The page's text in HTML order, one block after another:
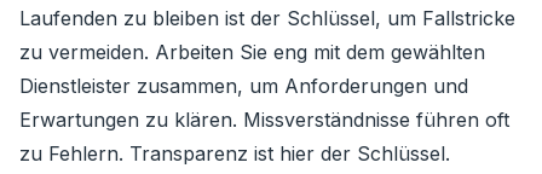
Laufenden zu bleiben ist der Schlüssel, um Fallstricke
zu vermeiden. Arbeiten Sie eng mit dem gewählten
Dienstleister zusammen, um Anforderungen und
Erwartungen zu klären. Missverständnisse führen oft
zu Fehlern. Transparenz ist hier der Schlüssel.